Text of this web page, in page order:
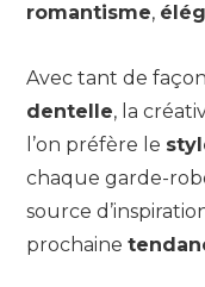
romantisme,
Avec tant de
dentelle, la
l’on préfère le
chaque garde-
source
prochaine